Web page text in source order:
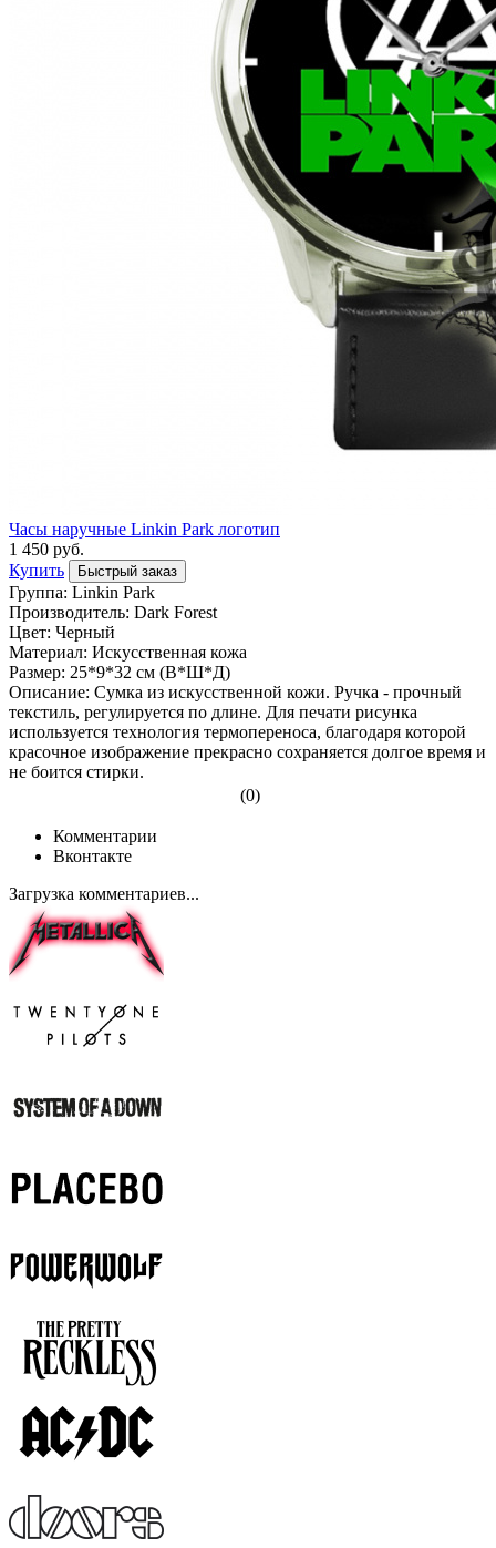
Часы наручные Linkin Park логотип
1 450 руб.
Купить
Быстрый заказ
Группа: Linkin Park
Производитель: Dark Forest
Цвет: Черный
Материал: Искусственная кожа
Размер: 25*9*32 см (В*Ш*Д)
Описание: Сумка из искусственной кожи. Ручка - прочный
текстиль, регулируется по длине. Для печати рисунка
используется технология термопереноса, благодаря которой
красочное изображение прекрасно сохраняется долгое время и
не боится стирки.
(0)
Комментарии
Вконтакте
Загрузка комментариев...